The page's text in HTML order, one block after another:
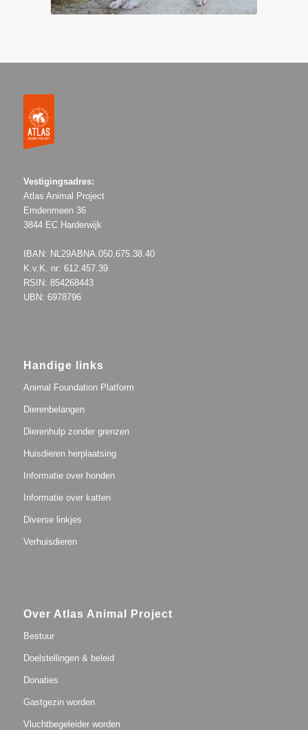
Vestigingsadres:
Atlas Animal Project
Emdenmeen 36
3844 EC Harderwijk
IBAN: NL29ABNA.050.675.38.40
K.v.K. nr: 612.457.39
RSIN: 854268443
UBN: 6978796
Handige links
Animal Foundation Platform
Dierenbelangen
Dierenhulp zonder grenzen
Huisdieren herplaatsing
Informatie over honden
Informatie over katten
Diverse linkjes
Verhuisdieren
Over Atlas Animal Project
Bestuur
Doelstellingen & beleid
Donaties
Gastgezin worden
Vluchtbegeleider worden